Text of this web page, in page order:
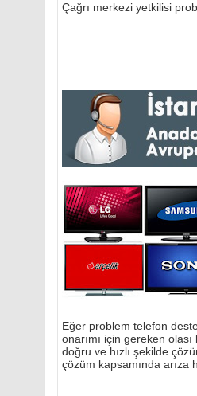
Çağrı merkezi yetkilisi
Eğer problem telefon
onarımı için gereken
doğru ve hızlı şekilde
çözüm kapsamında arıza